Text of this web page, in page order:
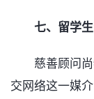
七、留学
慈善顾问尚
交网络这一媒